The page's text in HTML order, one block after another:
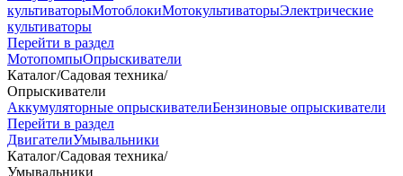
культиваторыМотоблокиМотокультиваторыЭлектрические
культиваторы
Перейти в раздел
МотопомпыОпрыскиватели
Каталог/Садовая техника/
Опрыскиватели
Аккумуляторные опрыскивателиБензиновые опрыскиватели
Перейти в раздел
ДвигателиУмывальники
Каталог/Садовая техника/
Умывальники